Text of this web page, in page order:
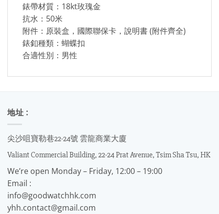
錶帶材質：18kt玫瑰金
抗水：50米
附件：原裝盒，國際聯保卡，說明書 (附件齊全)
錶釦種類：蝴蝶扣
合適性別：男性
地址 :
尖沙咀寶勒巷22-24號 雲龍商業大廈
Valiant Commercial Building, 22-24 Prat Avenue, Tsim Sha Tsu, HK
We’re open Monday – Friday, 12:00 – 19:00
Email :
info@goodwatchhk.com
yhh.contact@gmail.com